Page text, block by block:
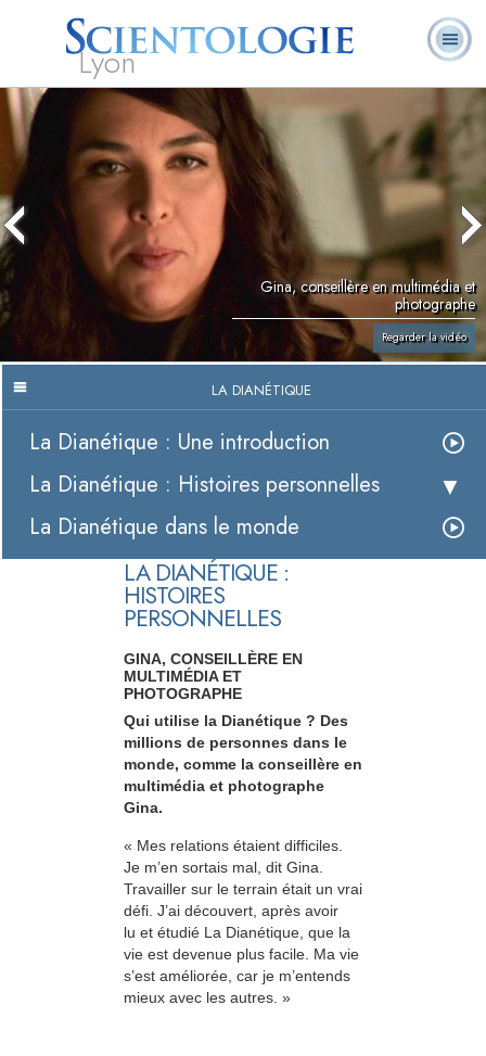
Lyon
L. Ron Hubbard
Qu’est-ce que la
Scientologie ?
volontaires
questions
Gina, conseillère en multimédia et
photographe
Regarder la vidéo
LA DIANÉTIQUE
La Dianétique : Une introduction
La Dianétique : Histoires personnelles
La Dianétique dans le monde
LA DIANÉTIQUE :
HISTOIRES
PERSONNELLES
GINA, CONSEILLÈRE EN
MULTIMÉDIA ET
PHOTOGRAPHE
Qui utilise la Dianétique ? Des
millions de personnes dans le
monde, comme la conseillère en
multimédia et photographe
Gina.
« Mes relations étaient difficiles.
Je m’en sortais mal, dit Gina.
Travailler sur le terrain était un vrai
défi. J’ai découvert, après avoir
lu et étudié La Dianétique, que la
vie est devenue plus facile. Ma vie
s’est améliorée, car je m’entends
mieux avec les autres. »